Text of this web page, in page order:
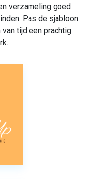
verzameling goed
Pas de sjabloon
van tijd een prachtig